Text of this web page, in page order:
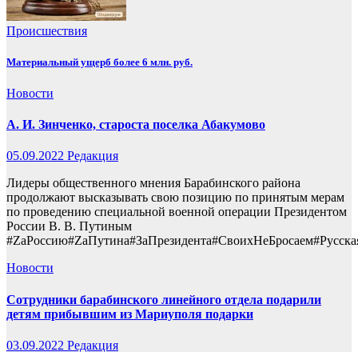
Происшествия
Материальный ущерб более 6 млн. руб.
Новости
А. И. Зинченко, староста поселка Абакумово
05.09.2022 Редакция
Лидеры общественного мнения Барабинского района
продолжают высказывать свою позицию по принятым мерам
по проведению специальной военной операции Президентом
России В. В. Путиным
Новости
Сотрудники барабинского линейного отдела подарили
детям прибывшим из Мариуполя подарки
03.09.2022 Редакция